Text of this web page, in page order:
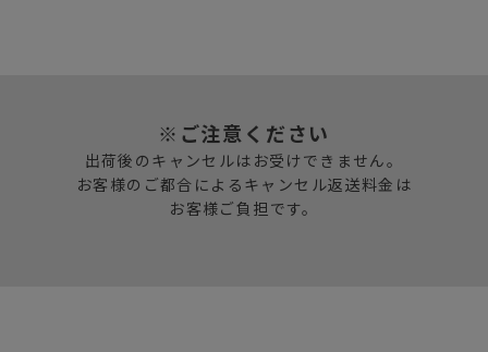
※ご注意ください
出荷後のキャンセルはお受けできません。
お客様のご都合によるキャンセル返送料金は
お客様ご負担です。